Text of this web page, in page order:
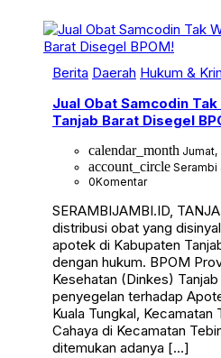
Berita Daerah Hukum &
Jual Obat Samcodin
Tanjab Barat Disegel
calendar_month Jumat,
account_circle Serambi
0Komentar
SERAMBIJAMBI.ID,
distribusi obat yang
apotek di Kabupaten
dengan hukum. BPOM
Kesehatan (Dinkes)
penyegelan terhadap
Kuala Tungkal, Kecamatan
Cahaya di Kecamatan
ditemukan adanya […]